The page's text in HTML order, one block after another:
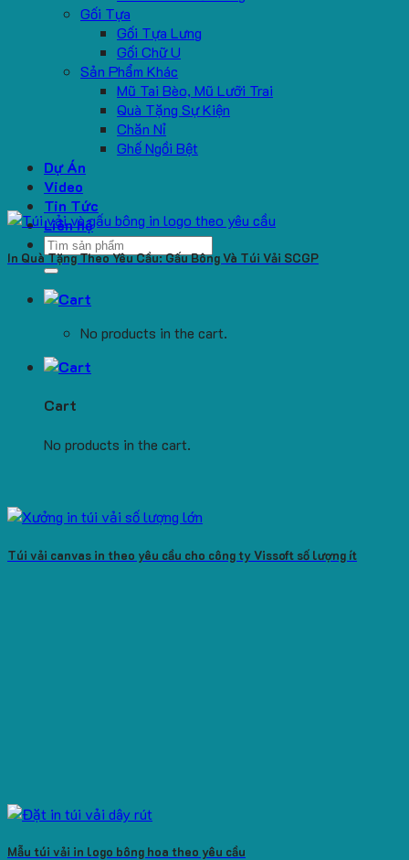
Gối Tựa
Gối Tựa Lưng
Gối Chữ U
Sản Phẩm Khác
Mũ Tai Bèo, Mũ Lưỡi Trai
Quà Tặng Sự Kiện
Chăn Nỉ
Ghế Ngồi Bệt
Dự Án
Video
Tin Tức
Liên hệ
Search
for:
No products in the cart.
Cart
No products in the cart.
In Quà Tặng Theo Yêu Cầu: Gấu Bông Và Túi Vải SCGP
Túi vải canvas in theo yêu cầu cho công ty Vissoft số lượng ít
Mẫu túi vải in logo bông hoa theo yêu cầu